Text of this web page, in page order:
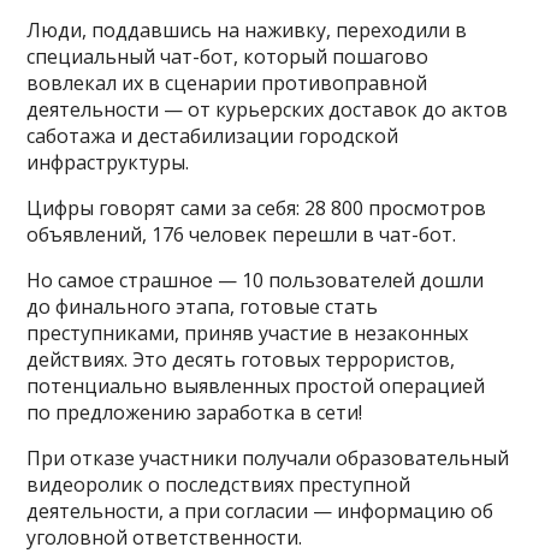
Люди, поддавшись на наживку, переходили в
специальный чат-бот, который пошагово
вовлекал их в сценарии противоправной
деятельности — от курьерских доставок до актов
саботажа и дестабилизации городской
инфраструктуры.
Цифры говорят сами за себя: 28 800 просмотров
объявлений, 176 человек перешли в чат-бот.
Но самое страшное — 10 пользователей дошли
до финального этапа, готовые стать
преступниками, приняв участие в незаконных
действиях. Это десять готовых террористов,
потенциально выявленных простой операцией
по предложению заработка в сети!
При отказе участники получали образовательный
видеоролик о последствиях преступной
деятельности, а при согласии — информацию об
уголовной ответственности.